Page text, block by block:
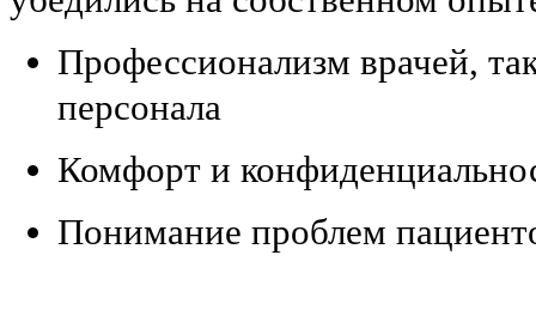
Профессионализм врачей,
персонала
Комфорт и
Понимание проблем